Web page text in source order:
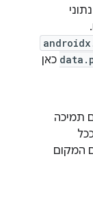
כאן